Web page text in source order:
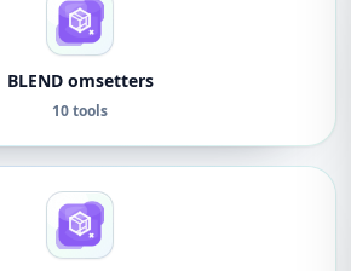
BLEND omsetters
10 tools